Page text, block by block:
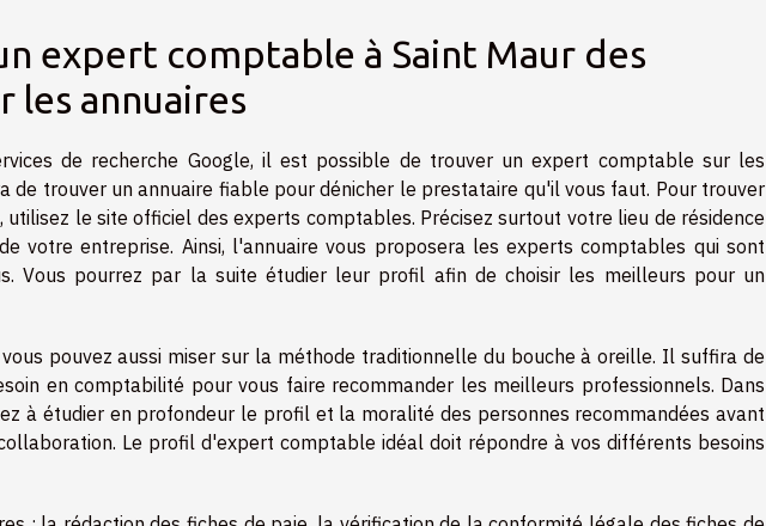
expert comptable à Saint Maur des
les annuaires
de recherche Google, il est possible de trouver un expert comptable sur les
de trouver un annuaire fiable pour dénicher le prestataire qu'il vous faut. Pour trouver
utilisez le site officiel des experts comptables. Précisez surtout votre lieu de résidence
votre entreprise. Ainsi, l'annuaire vous proposera les experts comptables qui sont
Vous pourrez par la suite étudier leur profil afin de choisir les meilleurs pour un
pouvez aussi miser sur la méthode traditionnelle du bouche à oreille. Il suffira de
en comptabilité pour vous faire recommander les meilleurs professionnels. Dans
à étudier en profondeur le profil et la moralité des personnes recommandées avant
Le profil d'expert comptable idéal doit répondre à vos différents besoins